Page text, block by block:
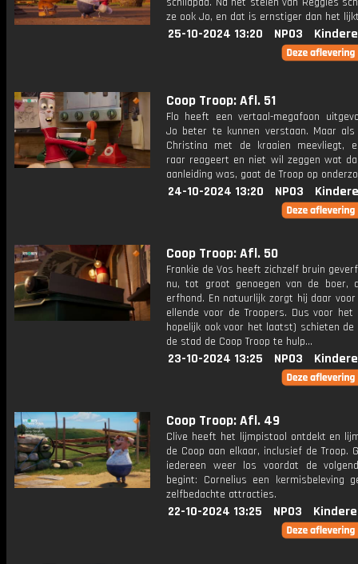
ze ook Jo, en dat is ernstiger dan het
25-10-2024 13:20 NPO3
Coop Troop: Afl. 51
Flo heeft een vertaal-megafoon
Jo beter te kunnen verstaan. Maar
Christina met de kraaien meevliegt,
raar reageert en niet wil zeggen wat
aanleiding was, gaat de Troop op
24-10-2024 13:20 NPO3
Coop Troop: Afl. 50
Frankie de Vos heeft zichzelf bruin
nu, tot groot genoegen van de boer,
erfhond. En natuurlijk zorgt hij daar
ellende voor de Troopers. Dus voor
hopelijk ook voor het laatst) schieten
de stad de Coop Troop te hulp...
23-10-2024 13:25 NPO3
Coop Troop: Afl. 49
Clive heeft het lijmpistool ontdekt en
de Coop aan elkaar, inclusief de Troop.
iedereen weer los voordat de
begint: Cornelius een kermisbeleving
zelfbedachte attracties.
22-10-2024 13:25 NPO3